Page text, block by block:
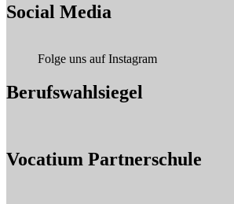
Social Media
Folge uns auf Instagram
Berufswahlsiegel
Vocatium Partnerschule